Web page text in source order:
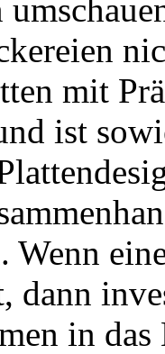
mit
ist
Wenn
dann
in